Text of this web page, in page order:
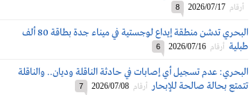
أرقام 2026/07/17
8
البحري تدشن منطقة إيداع لوجستية في ميناء جدة بطاقة 80 ألف
طبلية أرقام 2026/07/16
6
البحري: عدم تسجيل أي إصابات في حادثة الناقلة وديان.. والناقلة
تتمتع بحالة صالحة للإبحار
أرقام 2026/07/08
7